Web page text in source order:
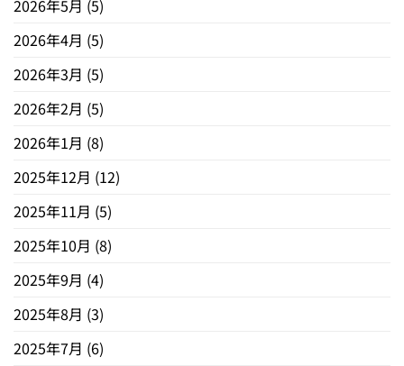
2026年5月 (5)
2026年4月 (5)
2026年3月 (5)
2026年2月 (5)
2026年1月 (8)
2025年12月 (12)
2025年11月 (5)
2025年10月 (8)
2025年9月 (4)
2025年8月 (3)
2025年7月 (6)